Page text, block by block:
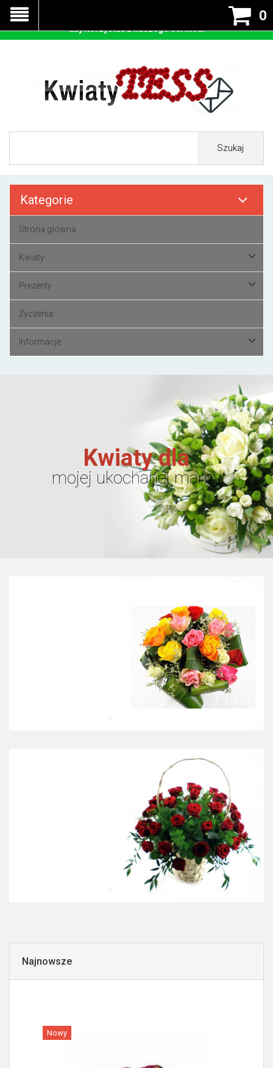
0
Szukaj
Kategorie
Strona główna
Kwiaty
Prezenty
Życzenia
Informacje
Kwiaty dla
mojej ukochanej mamy
Najnowsze
Nowy
Nasza strona korzysta z cookies - czyli tzw ciastek w celu
prawidłowego działania. Zaakceptuj przyjmowanie cookies
aby korzystać z naszego serwisu.